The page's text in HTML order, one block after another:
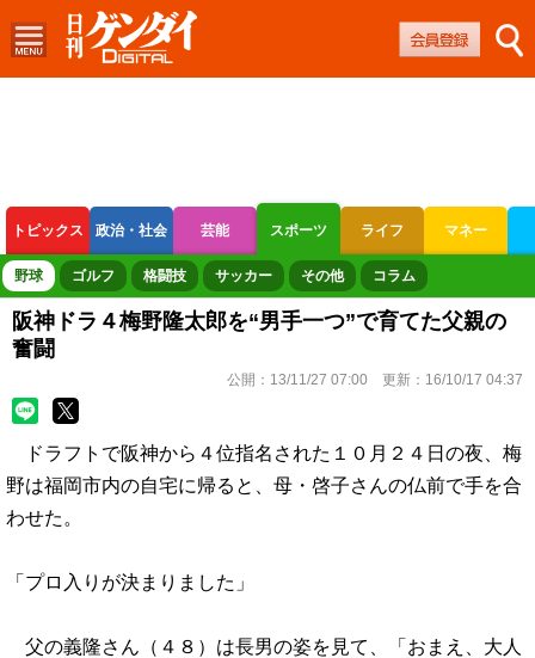
トピックス 政治・社会 芸能 スポーツ ライフ マネー
ボートレース 競輪 オートレース
野球 ゴルフ 格闘技 サッカー その他 コラム
阪神ドラ４梅野隆太郎を“男手一つ”で育てた父親の
奮闘
公開： 13/11/27 07:00 更新： 16/10/17 04:37
ドラフトで阪神から４位指名された１０月２４日の夜、梅
野は福岡市内の自宅に帰ると、母・啓子さんの仏前で手を合
わせた。
「プロ入りが決まりました」
父の義隆さん（４８）は長男の姿を見て、「おまえ、大人